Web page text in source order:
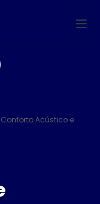
Acústico e